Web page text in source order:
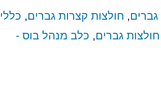
גברים, חולצות קצרות גברים, כללי
חולצות גברים, כלב מנהל בוס -